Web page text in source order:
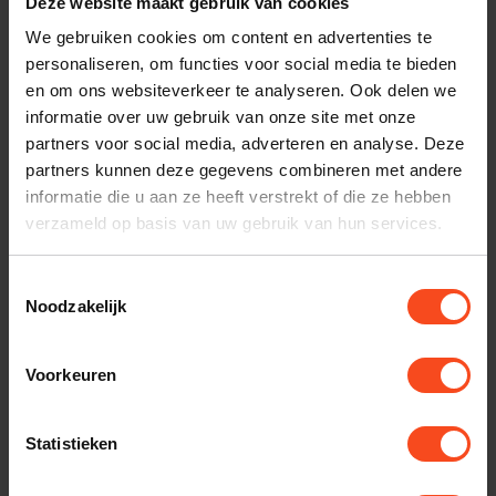
We gebruiken cookies om content en advertenties te
personaliseren, om functies voor social media te bieden
en om ons websiteverkeer te analyseren. Ook delen we
informatie over uw gebruik van onze site met onze
partners voor social media, adverteren en analyse. Deze
partners kunnen deze gegevens combineren met andere
informatie die u aan ze heeft verstrekt of die ze hebben
verzameld op basis van uw gebruik van hun services.
Noodzakelijk
Voorkeuren
Statistieken
klantenservice.
Interesse in product
Maak een luisterafspraak
Productomschrijving
Reviews